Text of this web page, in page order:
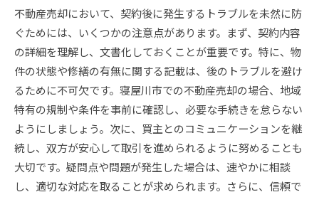
不動産売却において、契約後に発生するトラブルを未然に防
ぐためには、いくつかの注意点があります。まず、契約内容
の詳細を理解し、文書化しておくことが重要です。特に、物
件の状態や修繕の有無に関する記載は、後のトラブルを避け
るために不可欠です。寝屋川市での不動産売却の場合、地域
特有の規制や条件を事前に確認し、必要な手続きを怠らない
ようにしましょう。次に、買主とのコミュニケーションを継
続し、双方が安心して取引を進められるように努めることも
大切です。疑問点や問題が発生した場合は、速やかに相談
し、適切な対応を取ることが求められます。さらに、信頼で